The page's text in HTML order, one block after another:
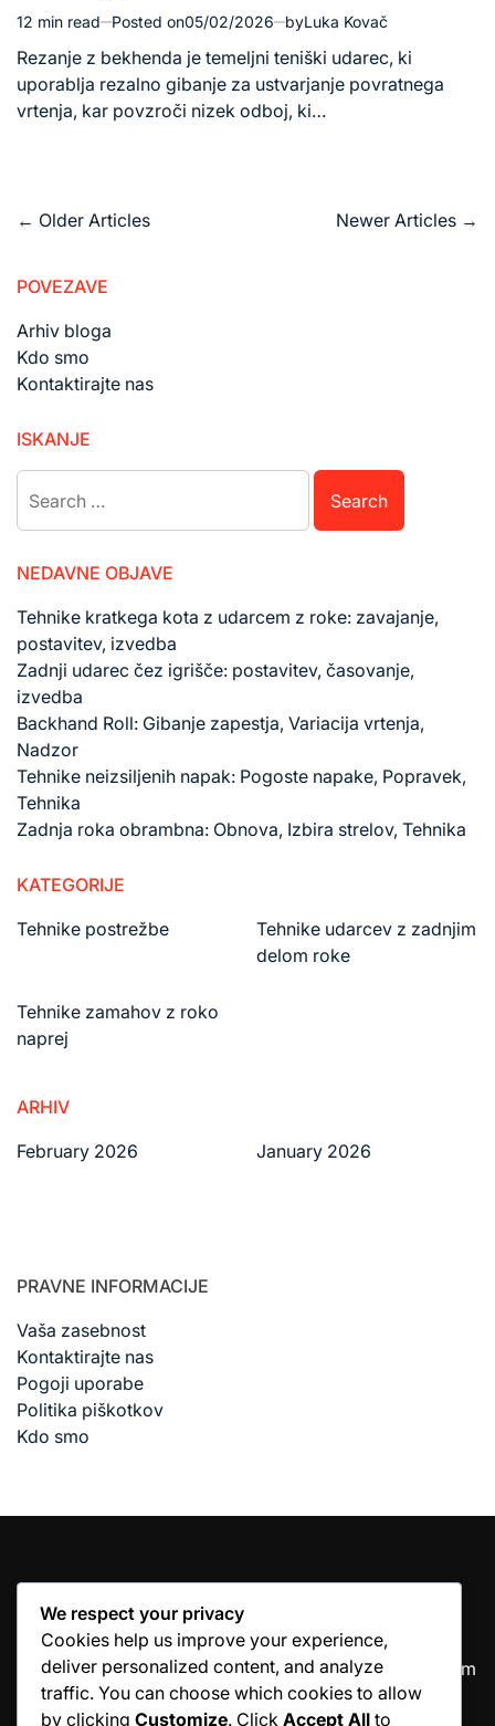
Estimated
read
time
12 min read Posted on05/02/2026 byLuka Kovač
Rezanje z bekhenda je temeljni teniški udarec, ki
uporablja rezalno gibanje za ustvarjanje povratnega
vrtenja, kar povzroči nizek odboj, ki…
Posts
← Older Articles Newer Articles →
POVEZAVE
Arhiv bloga
Kdo smo
Kontaktirajte nas
ISKANJE
for:
NEDAVNE OBJAVE
Tehnike kratkega kota z udarcem z roke: zavajanje,
postavitev, izvedba
Zadnji udarec čez igrišče: postavitev, časovanje,
izvedba
Backhand Roll: Gibanje zapestja, Variacija vrtenja,
Nadzor
Tehnike neizsiljenih napak: Pogoste napake, Popravek,
Tehnika
Zadnja roka obrambna: Obnova, Izbira strelov, Tehnika
KATEGORIJE
Tehnike postrežbe
Tehnike udarcev z zadnjim
delom roke
Tehnike zamahov z roko
naprej
ARHIV
February 2026
January 2026
PRAVNE INFORMACIJE
Vaša zasebnost
Kontaktirajte nas
Pogoji uporabe
Politika piškotkov
Kdo smo
KATEGORIJE
Tehnike postrežbe
Tehnike udarcev z zadnjim
delom roke
We respect your privacy
Cookies help us improve your experience,
deliver personalized content, and analyze
traffic. You can choose which cookies to allow
by clicking Customize. Click Accept All to